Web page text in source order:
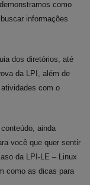
como
informações
dos diretórios, até
da LPI, além de
com o
ainda
você que quer sentir
da LPI -LE – Linux
como as dicas para